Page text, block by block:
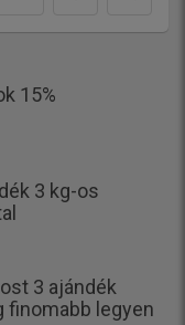
15%
3 kg-os
3 ajándék
finomabb legyen